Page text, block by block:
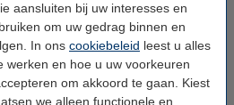
aansluiten bij uw interesses en
om uw gedrag binnen en
In ons cookiebeleid leest u alles
werken en hoe u uw voorkeuren
om akkoord te gaan. Kiest
we alleen functionele en
Bestellen
Moments Pink Sunset (6